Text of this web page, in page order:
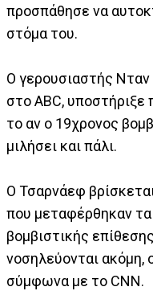
προσπάθησε να
στόμα του.
Ο γερουσιαστής Νταν
στο ABC,
το αν ο 19χρονος
μιλήσει και πάλι.
Ο Τσαρνάεφ
που μεταφέρθηκαν
βομβιστικής
νοσηλεύονται ακόμη,
σύμφωνα με το CNN.